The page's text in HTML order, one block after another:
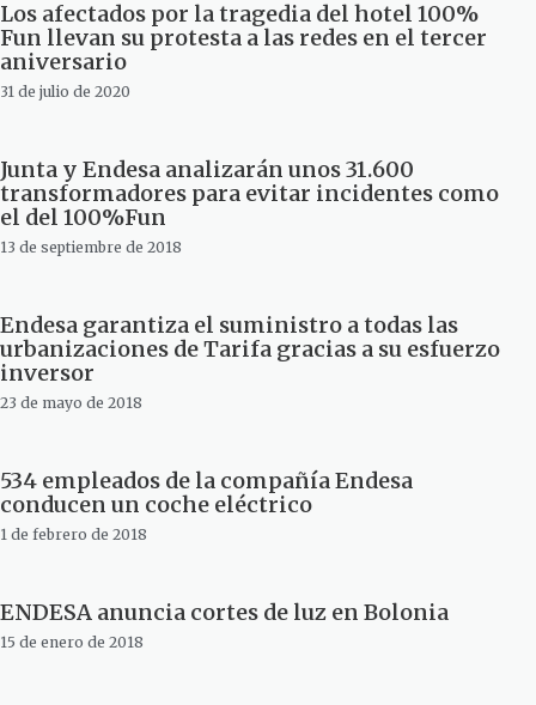
Los afectados por la tragedia del hotel 100%
Fun llevan su protesta a las redes en el tercer
aniversario
31 de julio de 2020
Junta y Endesa analizarán unos 31.600
transformadores para evitar incidentes como
el del 100%Fun
13 de septiembre de 2018
Endesa garantiza el suministro a todas las
urbanizaciones de Tarifa gracias a su esfuerzo
inversor
23 de mayo de 2018
534 empleados de la compañía Endesa
conducen un coche eléctrico
1 de febrero de 2018
ENDESA anuncia cortes de luz en Bolonia
15 de enero de 2018